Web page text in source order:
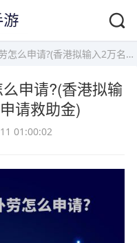
?(香港拟输入2万名外劳怎么申请救助金)
申请?(香港拟输
请救助金)
01:00:02